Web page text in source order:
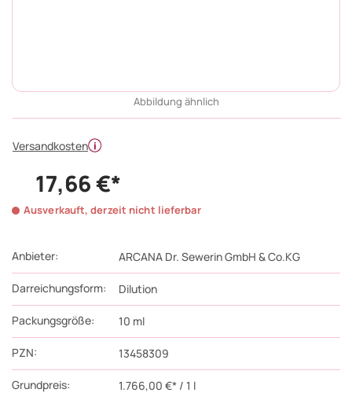
Abbildung ähnlich
Versandkosten
Anbieter: ARCANA Dr. Sewerin GmbH & Co.KG
Darreichungsform: Dilution
Packungsgröße: 10 ml
PZN: 13458309
Grundpreis: 1.766,00 €* / 1 l
17,66 €*
Ausverkauft, derzeit nicht lieferbar